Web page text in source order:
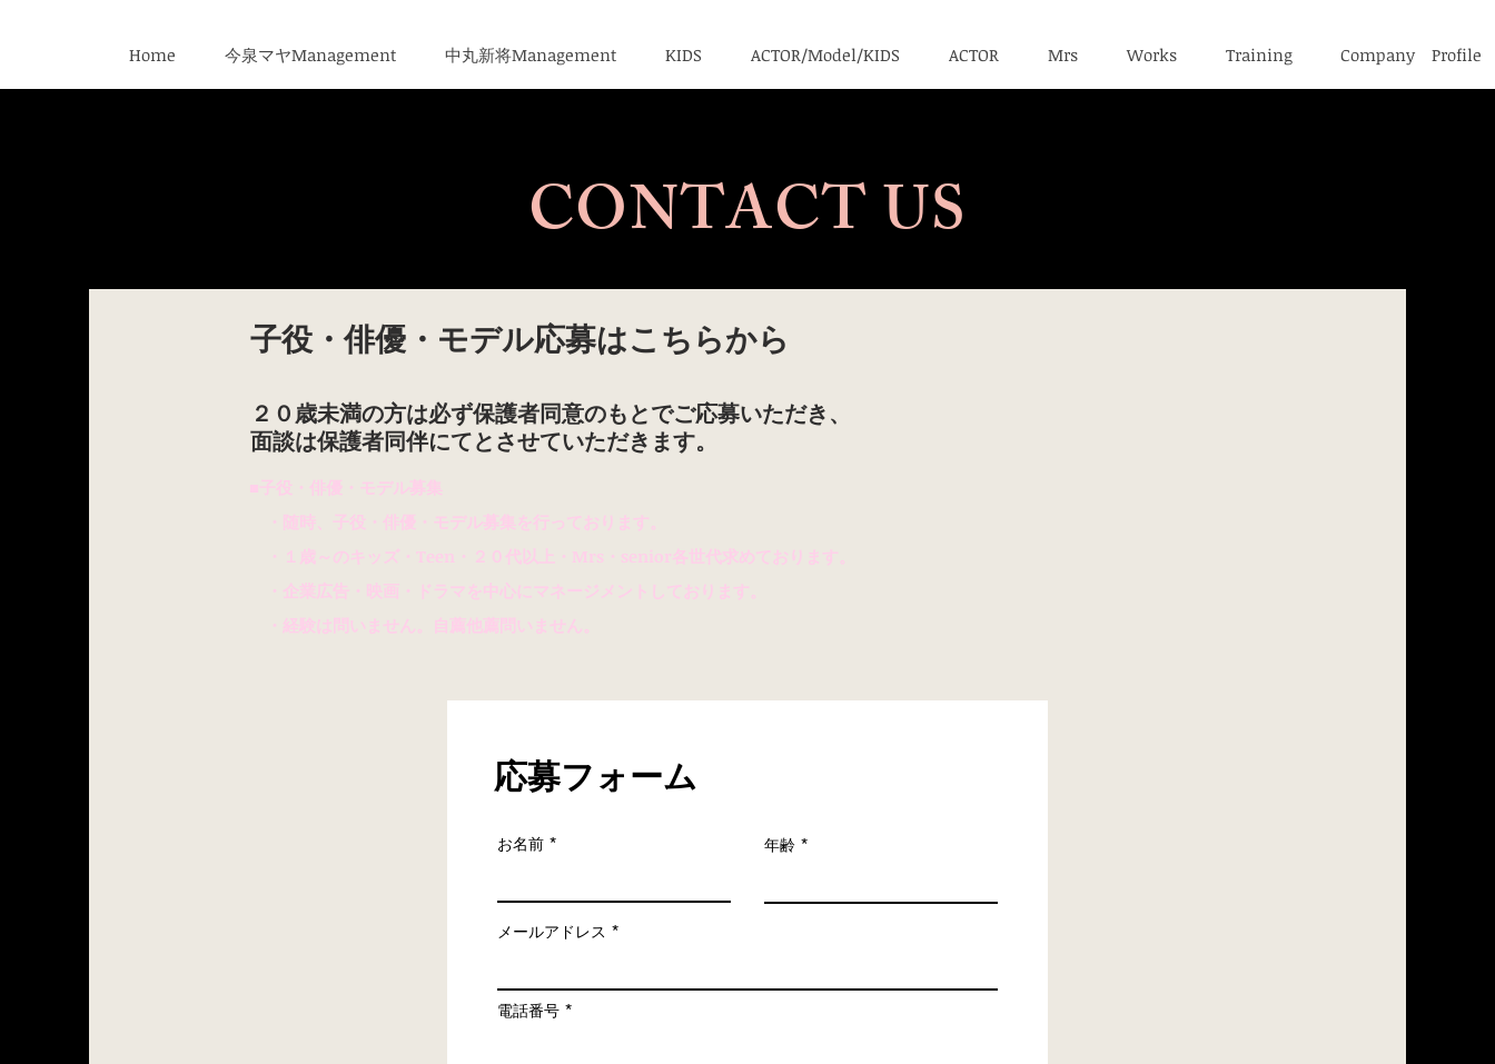
Home 今泉マヤManagement 中丸新将Management KIDS ACTOR/Model/KIDS ACTOR Mrs Works Training Company Profile
CONTACT US
​子役・俳優・モデル応募はこちらから
​２０歳未満の方は必ず保護者同意のもとでご応募いただき、
面談は保護者同伴にてとさせていただきます。
■子役・俳優・モデル募集
・随時、子役・俳優・モデル募集を行っております 。
​ ・１歳～のキッズ・Teen・２０代以上・Mrs・senior各世代求めております。
・企業広告・映画・ドラマを中心にマネージメントしております。
​ ・経験は問いません。自薦他薦問いません。
応募フォーム
お名前 年齢
メールアドレス
電話番号